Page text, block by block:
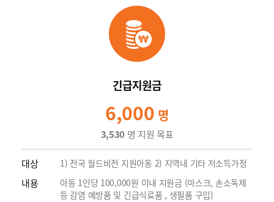
긴급지원금
6,000 명
3,530 명 지원 목표
대상 1) 전국 월드비전 지원아동 2) 지역내 기타 저소득가정
내용
아동 1인당 100,000원 이내 지원금 (마스크, 손소독제
등 감염 예방품 및 긴급식료품 , 생필품 구입)